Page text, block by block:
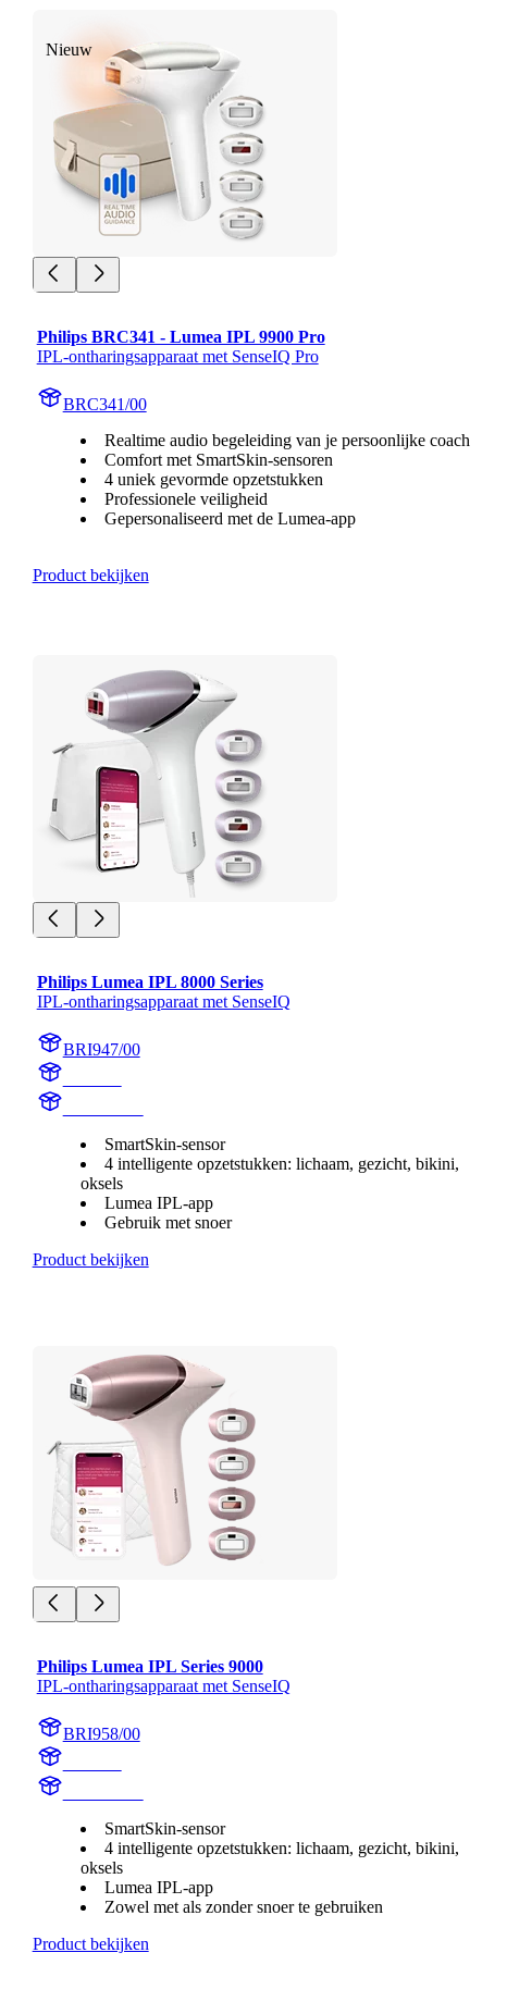
Nieuw
Philips BRC341 - Lumea IPL 9900 Pro
IPL-ontharingsapparaat met SenseIQ Pro
BRC341/00
Realtime audio begeleiding van je persoonlijke coach
Comfort met SmartSkin-sensoren
4 uniek gevormde opzetstukken
Professionele veiligheid
Gepersonaliseerd met de Lumea-app
Product bekijken
Philips Lumea IPL 8000 Series
IPL-ontharingsapparaat met SenseIQ
BRI947/00
SmartSkin-sensor
4 intelligente opzetstukken: lichaam, gezicht, bikini,
oksels
Lumea IPL-app
Gebruik met snoer
Product bekijken
Philips Lumea IPL Series 9000
IPL-ontharingsapparaat met SenseIQ
BRI958/00
SmartSkin-sensor
4 intelligente opzetstukken: lichaam, gezicht, bikini,
oksels
Lumea IPL-app
Zowel met als zonder snoer te gebruiken
Product bekijken